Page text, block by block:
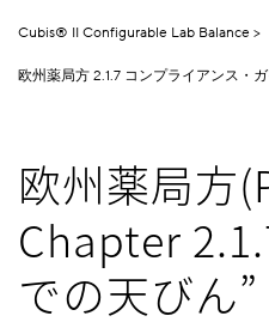
Cubis® II Configurable Lab Balance
欧州薬局方 2.1.7 コンプライアンス・
欧州薬局方
Chapter
での天びん”